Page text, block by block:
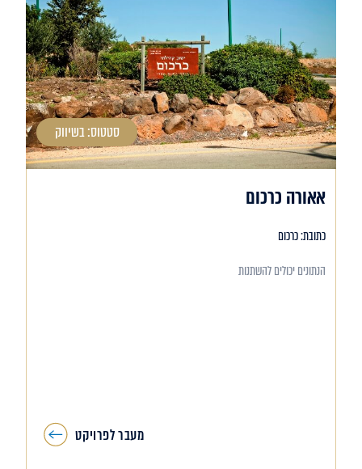
סטטוס: בשיווק
אאורה כרכום
כתובת: כרכום
הנתונים יכולים להשתנות
מעבר לפרויקט